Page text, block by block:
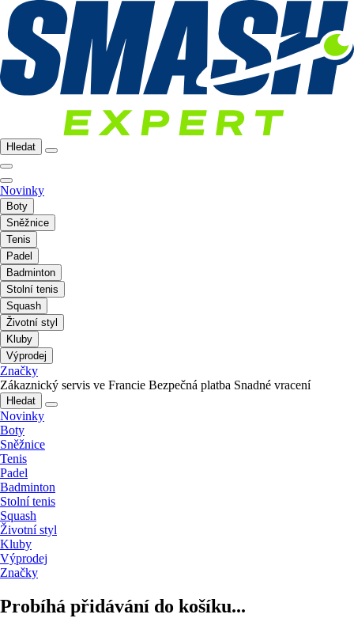
Hledat
Novinky
Boty
Sněžnice
Tenis
Padel
Badminton
Stolní tenis
Squash
Životní styl
Kluby
Výprodej
Značky
Zákaznický servis ve Francie Bezpečná platba Snadné vracení
Hledat
Novinky
Boty
Sněžnice
Tenis
Padel
Badminton
Stolní tenis
Squash
Životní styl
Kluby
Výprodej
Značky
Probíhá přidávání do košíku...